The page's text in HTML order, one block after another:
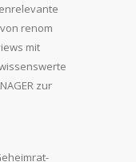
renom
mit
zur